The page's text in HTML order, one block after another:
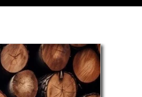
ACTUALITÉS